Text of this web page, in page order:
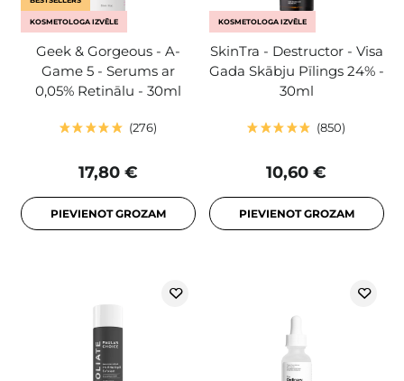
KOSMETOLOGA IZVĒLE
Geek & Gorgeous - A-
Game 5 - Serums ar
0,05% Retinālu - 30ml
276
17,80 €
PIEVIENOT GROZAM
KOSMETOLOGA IZVĒLE
SkinTra - Destructor - Visa
Gada Skābju Pīlings 24% -
30ml
850
10,60 €
PIEVIENOT GROZAM